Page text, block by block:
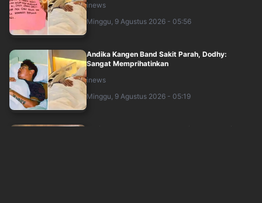
inews
Minggu, 9 Agustus 2026 - 05:56
Andika Kangen Band Sakit Parah, Dodhy:
Sangat Memprihatinkan
inews
Minggu, 9 Agustus 2026 - 05:19